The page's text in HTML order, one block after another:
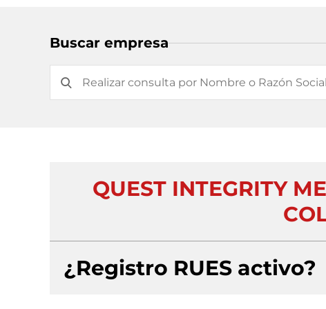
Buscar empresa
QUEST INTEGRITY
¿Registro RUES activo?